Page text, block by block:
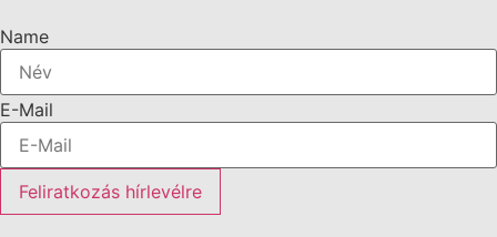
Name
E-Mail
Feliratkozás hírlevélre